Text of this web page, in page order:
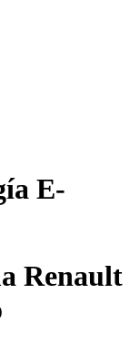
E-
Renault